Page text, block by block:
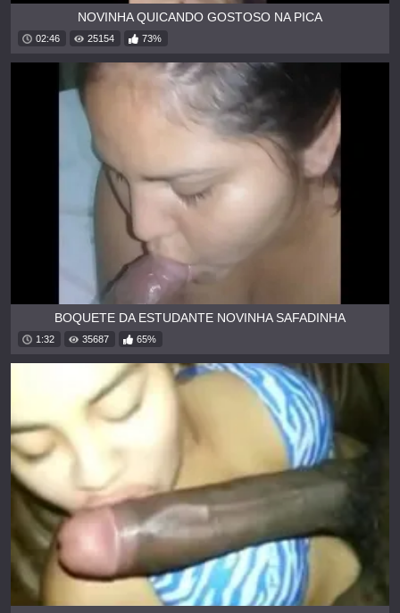
NOVINHA QUICANDO GOSTOSO NA PICA
02:46 25154 73%
BOQUETE DA ESTUDANTE NOVINHA SAFADINHA
1:32 35687 65%